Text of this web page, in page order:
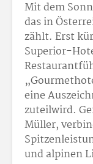
Mit dem
das in
zählt. Erst
Superior-
eine
zuteilwird.
Müller,
und alpinen